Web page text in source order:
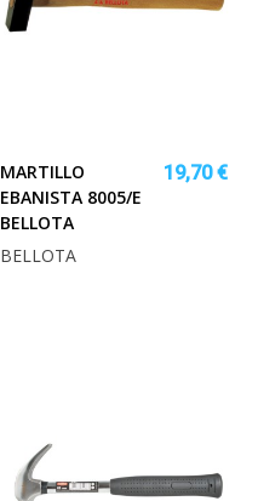
MARTILLO
EBANISTA 8005/E
BELLOTA
19,70 €
BELLOTA